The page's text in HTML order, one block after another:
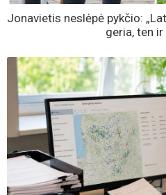
Jonavietis neslėpė pykčio:
geria, ten ir